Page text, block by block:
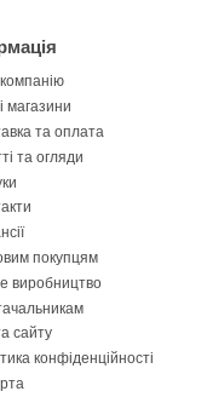
магазини
та оплата
та огляди
покупцям
виробництво
сайту
конфіденційності